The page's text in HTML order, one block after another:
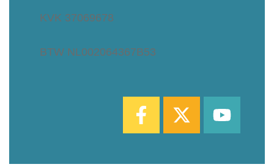
KVK 37069678
BTW NL002064367B53